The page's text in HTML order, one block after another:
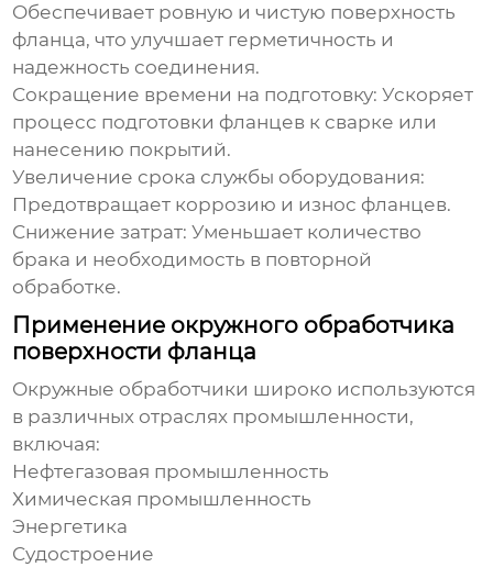
Обеспечивает ровную и чистую поверхность
фланца, что улучшает герметичность и
надежность соединения.
Сокращение времени на подготовку: Ускоряет
процесс подготовки фланцев к сварке или
нанесению покрытий.
Увеличение срока службы оборудования:
Предотвращает коррозию и износ фланцев.
Снижение затрат: Уменьшает количество
брака и необходимость в повторной
обработке.
Применение окружного обработчика
поверхности фланца
Окружные обработчики широко используются
в различных отраслях промышленности,
включая:
Нефтегазовая промышленность
Химическая промышленность
Энергетика
Судостроение